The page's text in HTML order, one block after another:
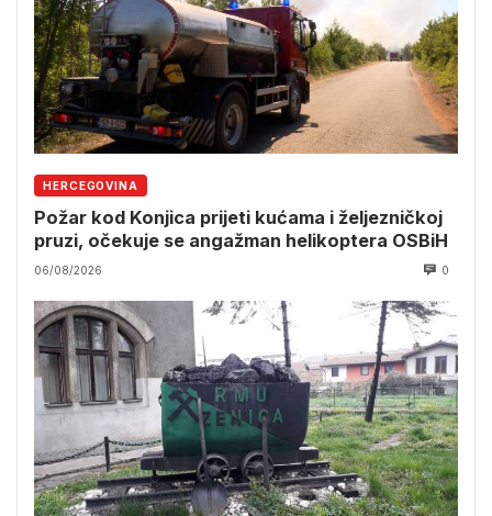
HERCEGOVINA
Požar kod Konjica prijeti kućama i željezničkoj
pruzi, očekuje se angažman helikoptera OSBiH
06/08/2026 0